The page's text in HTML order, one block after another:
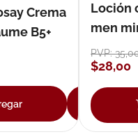
Crema
B5+
Loción
men
loción
PVP:35,
$28,00